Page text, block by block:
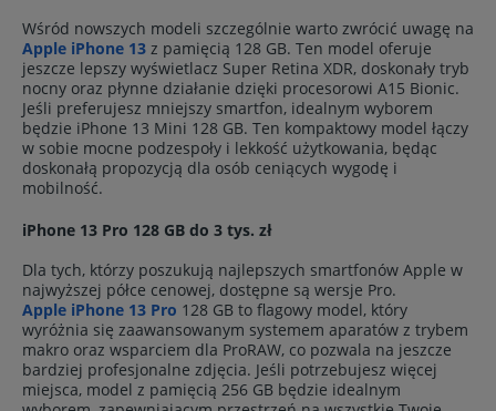
Wśród nowszych modeli szczególnie warto zwrócić uwagę na
Apple iPhone 13 z pamięcią 128 GB. Ten model oferuje
jeszcze lepszy wyświetlacz Super Retina XDR, doskonały tryb
nocny oraz płynne działanie dzięki procesorowi A15 Bionic.
Jeśli preferujesz mniejszy smartfon, idealnym wyborem
będzie iPhone 13 Mini 128 GB. Ten kompaktowy model łączy
w sobie mocne podzespoły i lekkość użytkowania, będąc
doskonałą propozycją dla osób ceniących wygodę i
mobilność.
iPhone 13 Pro 128 GB do 3 tys. zł
Dla tych, którzy poszukują najlepszych smartfonów Apple w
najwyższej półce cenowej, dostępne są wersje Pro.
Apple iPhone 13 Pro 128 GB to flagowy model, który
wyróżnia się zaawansowanym systemem aparatów z trybem
makro oraz wsparciem dla ProRAW, co pozwala na jeszcze
bardziej profesjonalne zdjęcia. Jeśli potrzebujesz więcej
miejsca, model z pamięcią 256 GB będzie idealnym